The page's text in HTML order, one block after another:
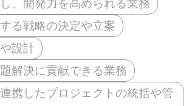
、開発力を高められる業務
る戦略の決定や立案
設計
解決に貢献できる業務
携したプロジェクトの統括や管